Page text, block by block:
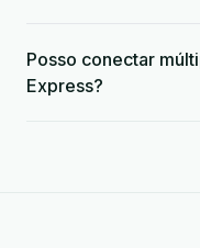
Posso conectar
Express?